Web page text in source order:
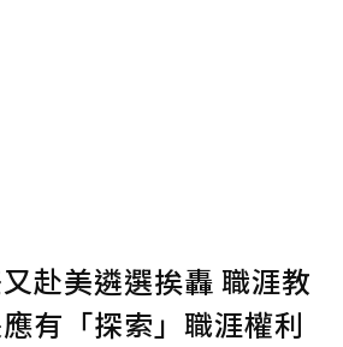
確認送出
赴美遴選挨轟 職涯教
有「探索」職涯權利